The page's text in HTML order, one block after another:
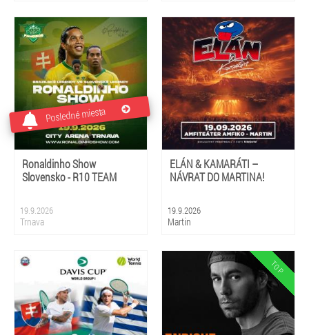
Mikuláš, Košice, Prešov, Banská
Bystrica, Žilina
Posledné miesta
Ronaldinho Show
Slovensko - R10 TEAM
19.9.2026
Trnava
ELÁN & KAMARÁTI –
NÁVRAT DO MARTINA!
19.9.2026
Martin